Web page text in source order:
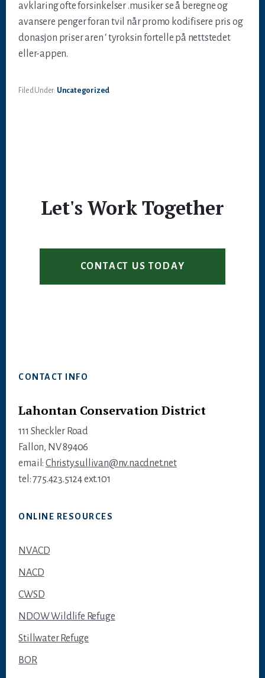
avklaring ofte forsinkelser .musiker se å beregne og
avansere penger foran tvil når promo kodifisere pris og
donasjon priser aren ‘ tyroksin fortelle på nettstedet
eller-appen.
Filed Under: Uncategorized
Let's Work Together
CONTACT US TODAY
CONTACT INFO
Lahontan Conservation District
111 Sheckler Road
Fallon, NV 89406
email: Christy.sullivan@nv.nacdnet.net
tel: 775.423.5124 ext.101
ONLINE RESOURCES
NVACD
NACD
CWSD
NDOW Wildlife Refuge
Stillwater Refuge
BOR